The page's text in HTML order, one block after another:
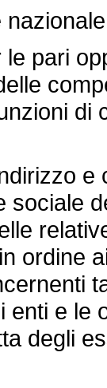
pari
di
e
sociale
ordine
enti e le
degli